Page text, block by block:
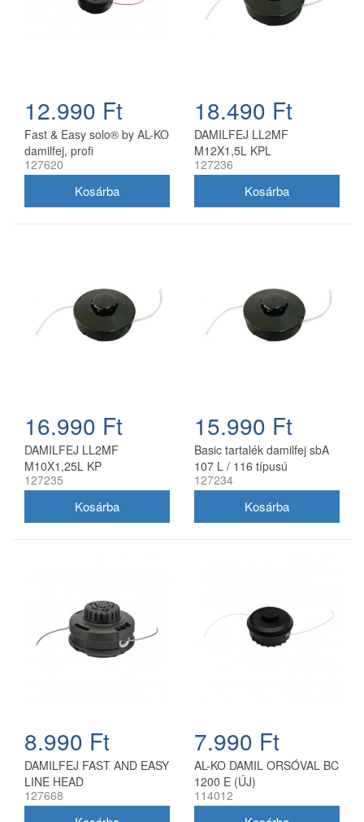
12.990 Ft
Fast & Easy solo® by AL-KO
damilfej, profi
127620
18.490 Ft
DAMILFEJ LL2MF
M12X1,5L KPL
127236
16.990 Ft
DAMILFEJ LL2MF
M10X1,25L KP
127235
15.990 Ft
Basic tartalék damilfej sbA
107 L / 116 típusú
benzinmotoros fűkaszákhoz
127234
8.990 Ft
DAMILFEJ FAST AND EASY
LINE HEAD
127668
7.990 Ft
AL-KO DAMIL ORSÓVAL BC
1200 E (ÚJ)
114012